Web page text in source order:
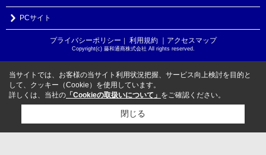
PCサイト
プライバシーポリシー ｜ 利用規約 ｜アクセスマップ
Copyright(c) 藤和通商株式会社 All rights reserved.
当サイトでは、お客様の当サイト利用状況把握、サービス向上検討を目的と
して、クッキー（Cookie）を使用しています。
詳しくは、当社の 「Cookieの取扱いについて」 をご確認ください。
閉じる